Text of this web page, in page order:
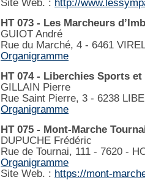
Site Web. : http://
HT 073 - Les Marcheurs
GUIOT André
Rue du Marché, 4 - 6461
Organigramme
HT 074 - Liberchies Sports
GILLAIN Pierre
Rue Saint Pierre, 3 - 6238
Organigramme
HT 075 - Mont-Marche
DUPUCHE Frédéric
Rue de Tournai, 111 - 7620 -
Organigramme
Site Web. : https://mont-